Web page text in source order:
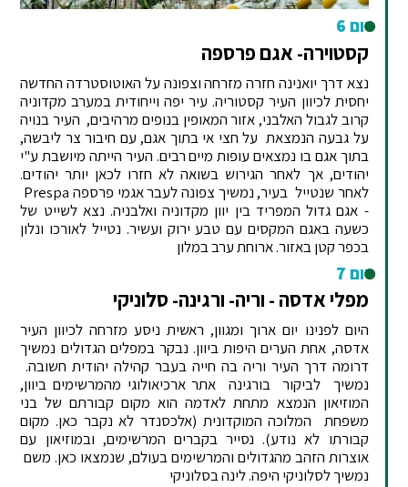
יום 6
קסטוירה- אגם פרספה
נצא דרך יואנינה חזרה מזרחה וצפונה על האוטוסטרדה החדשה
יחסית לכיוון העיר קסטוריה. עיר יפה וייחודית במערב מקדוניה
קרוב לגבול האלבני, אזור המאופין בנופים מרהיבים, העיר בנויה
על גבעה הנמצאת על חצי אי בתוך אגם, עם חיבור צר ליבשה,
בתוך אגם בו נמצאים עופות מיים רבים. העיר הייתה מיושבת ע"י
יהודים, אך לאחר הגירוש בשואה לא חזרו לכאן יותר יהודים.
- אגם גדול המפריד בין יוון מקדוניה ואלבניה. נצא לשייט של
כשעה באגם המקסים עם טבע ירוק ועשיר. נטייל לאורכו ונלון
בכפר קטן באזור. ארוחת ערב במלון
יום 7
מפלי אדסה - וריה- ורגינה- סלוניקי
היום לפנינו יום ארוך ומגוון, ראשית ניסע מזרחה לכיוון העיר
אדסה, אחת הערים היפות ביוון. נבקר במפלים הגדולים נמשיך
דרומה דרך העיר וריה בה חייה בעבר קהילה יהודית חשובה.
נמשיך לביקור בורגינה אתר ארכיאולוגי מהמרשימים ביוון,
המוזיאון הנמצא מתחת לאדמה הוא מקום קבורתם של בני
משפחת המלוכה המוקדונית (אלכסנדר לא נקבר כאן. מקום
קבורתו לא נודע). נסייר בקברים המרשימים, ובמוזיאון עם
אוצרות הזהב מהגדולים והמרשימים בעולם, שנמצאו כאן. משם
נמשיך לסלוניקי היפה. לינה בסלוניקי